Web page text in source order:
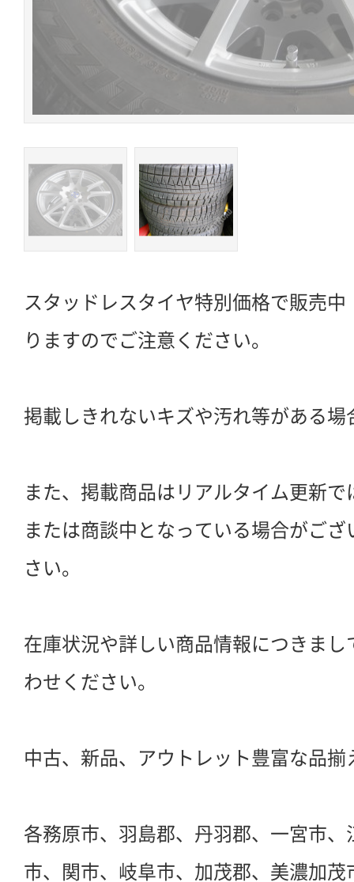
スタッドレスタイヤ特別価格で販売
りますのでご注意ください。
掲載しきれないキズや汚れ等がある場
また、掲載商品はリアルタイム更新
または商談中となっている場合がご
さい。
在庫状況や詳しい商品情報につきま
わせください。
中古、新品、アウトレット豊富な品揃
各務原市、羽島郡、丹羽郡、一宮市
市、関市、岐阜市、加茂郡、美濃加茂